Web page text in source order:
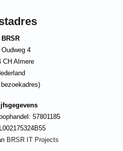
BRSR
Oudweg 4
CH Almere
57801185
BRSR IT Projects